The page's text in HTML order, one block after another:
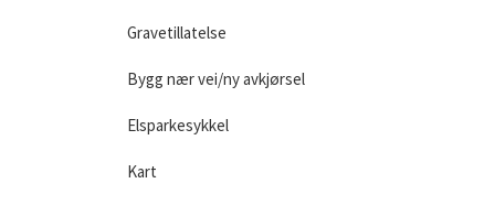
Gravetillatelse
Bygg nær vei/ny avkjørsel
Elsparkesykkel
Kart